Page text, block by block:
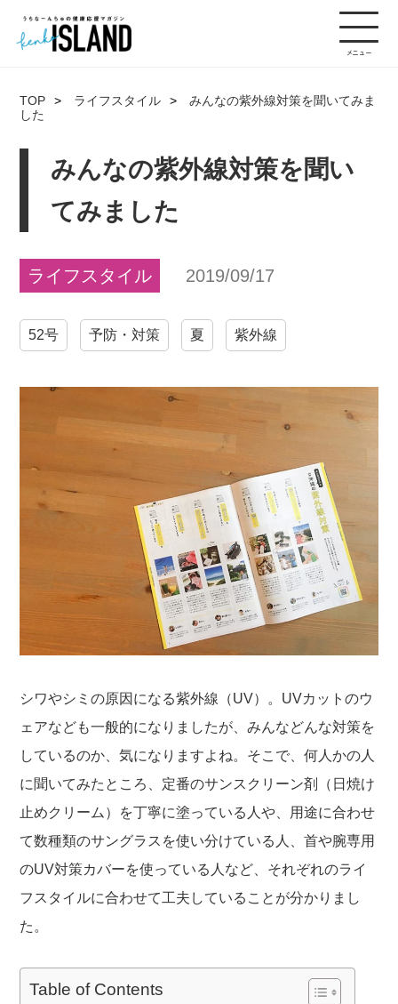
TOP ライフスタイル
みんなの紫外線対策を聞いてみま
した
みんなの紫外線対策を聞い
てみました
ライフスタイル 2019/09/17
52号 予防・対策 夏 紫外線
シワやシミの原因になる紫外線（UV）。UVカットのウ
ェアなども一般的になりましたが、みんなどんな対策を
しているのか、気になりますよね。そこで、何人かの人
に聞いてみたところ、定番のサンスクリーン剤（日焼け
止めクリーム）を丁寧に塗っている人や、用途に合わせ
て数種類のサングラスを使い分けている人、首や腕専用
のUV対策カバーを使っている人など、それぞれのライ
フスタイルに合わせて工夫していることが分かりまし
た。
Table of Contents